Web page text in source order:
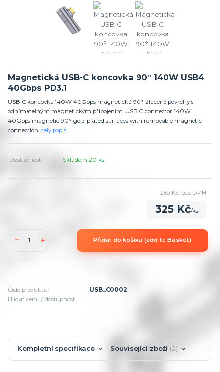
Magnetická USB-C koncovka 90° 140W USB4
40Gbps PD3.1
USB C koncovka 140W 40Gbps magnetická 90° zlacené povrchy s
odnímatelným magnetickým připojením. USB C connector 140W
40Gbps magnetic 90° gold-plated surfaces with removable magnetic
connection. celý popis
Dostupnost Skladem 20 ks
325 Kč/ks
269 Kč bez DPH
Přidat do košíku (add to Basket)
Číslo produktu:
USB_C0002
Hlídat cenu / dostupnost
Kompletní specifikace Související zboží 2